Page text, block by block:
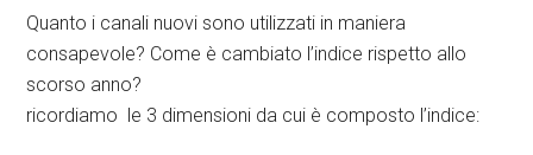
Quanto i canali nuovi sono utilizzati in maniera
consapevole? Come è cambiato l’indice rispetto allo
scorso anno?
ricordiamo le 3 dimensioni da cui è composto l’indice: